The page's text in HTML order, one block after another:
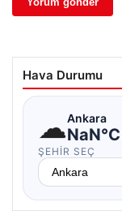
Hava Durumu
☁Ankara
NaN°C
ŞEHIR SEÇ